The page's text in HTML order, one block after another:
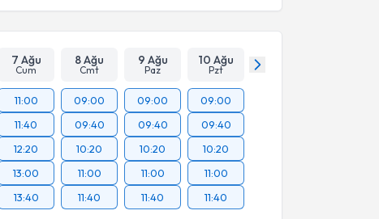
7 Ağu
Cum
8 Ağu
Cmt
9 Ağu
Paz
10 Ağu
Pzt
11:00
11:40
12:20
13:00
13:40
09:00
09:40
10:20
11:00
11:40
09:00
09:40
10:20
11:00
11:40
09:00
09:40
10:20
11:00
11:40